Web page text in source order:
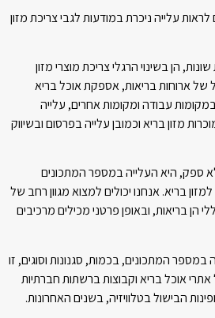
עלייה ניכרת במודעות לגבי צריכת מזון
הן בשינוי הרגלי צריכת מוצרי מזון
ארוחות בריאות, אספקת אוכל בריא
עבודה ומקומות אחרים, עלייה
מזון בריא וכמובן עלייה בפרסום ובשיווק
היא העלייה במספר המתכונים
אנחנו יכולים למצוא מגוון רחב של
בריאות, ובאופן פרטני מכילים מרכיבים
המתכונים, בכמות, סגנונות וסוגים, זו
בריא וקבוצות ברשתות חברתיות
הבישול בטלוויזיה, בשנים האחרונות.